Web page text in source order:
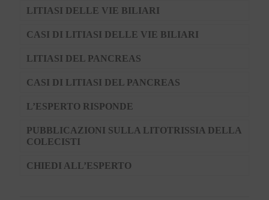
LITIASI DELLE VIE BILIARI
CASI DI LITIASI DELLE VIE BILIARI
LITIASI DEL PANCREAS
CASI DI LITIASI DEL PANCREAS
L’ESPERTO RISPONDE
PUBBLICAZIONI SULLA LITOTRISSIA DELLA
COLECISTI
CHIEDI ALL’ESPERTO